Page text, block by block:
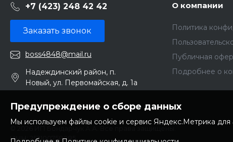
+7 (423) 248 42 42
Заказать звонок
boss4848@mail.ru
Надеждинский район, п.
Новый, ул. Первомайская, д. 1а
О компании
Политика
Публичная
Подробнее о
© 2026 ИП Бондарчук А.А. Все права защищены.
ИНН: 252100758085
Предупреждение о сборе данных
Мы используем файлы cookie и сервис Яндекс.Метрика для